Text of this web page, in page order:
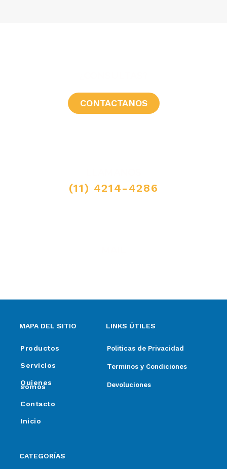
CONTACTANOS
(11) 4214-4286
MAPA DEL SITIO
Productos
Servicios
Quienes
somos
Contacto
Inicio
LINKS ÚTILES
Politicas de Privacidad
Terminos y Condiciones
Devoluciones
CATEGORÍAS